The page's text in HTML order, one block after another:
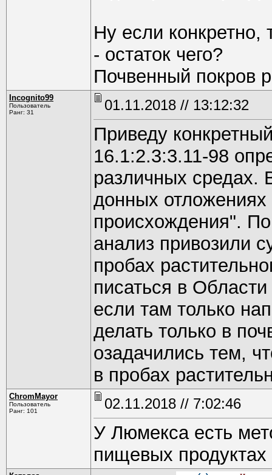
Ну если конкретно,
- остаток чего?
Почвенный покров
Incognito99
Пользователь
Ранг: 31
01.11.2018 // 13:12:32
Приведу
16.1:2.3:3.11-98
различных средах.
донных отложениях
происхождения".
анализ привозили
пробах
писаться в
если там только
делать только в
озадачились тем,
в пробах
ChromMayor
Пользователь
Ранг: 101
02.11.2018 // 7:02:46
У Люмекса есть
пищевых